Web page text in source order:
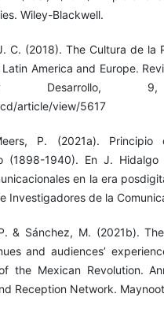
Wiley-Blackwell.
C. (2018). The Cultura de la
America and Europe.
Desarrollo, 9,
article/view/5617
P. (2021a). Principio
(1898-1940). En J.
en la era
Investigadores de la
& Sánchez, M. (2021b).
and audiences’
the Mexican Revolution.
Reception Network.